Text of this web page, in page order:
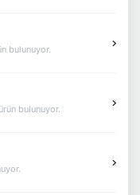
bulunuyor.
bulunuyor.